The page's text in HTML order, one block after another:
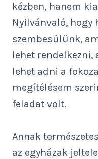
kézben, hanem
Nyilvánvaló, hogy
szembesülünk,
lehet rendelkezni,
lehet adni a
megítélésem
feladat volt.
Annak
az egyházak